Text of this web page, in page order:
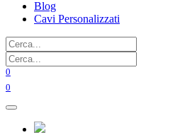
Blog
Cavi Personalizzati
0
0